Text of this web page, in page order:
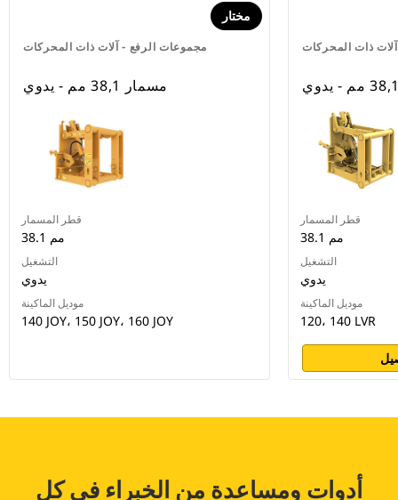
مجموعات الرفع - آلات ذات المحركات
مختار
مسمار 38,1 مم - يدوي
قطر المسمار
38.1 مم
التشغيل
يدوي
موديل الماكينة
140 JOY، 150 JOY، 160 JOY
ذات المحركات
قطر المسمار
38.1 مم
التشغيل
يدوي
موديل الماكينة
120، 140 LVR
أدوات ومساعدة من الخبراء في كل